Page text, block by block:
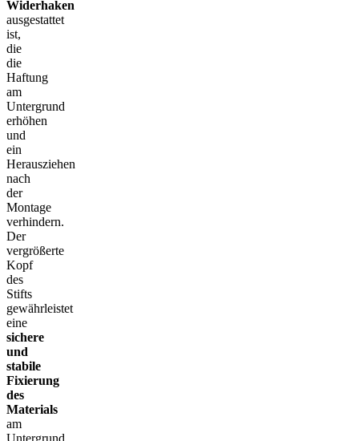
Widerhaken
ausgestattet
ist,
die
die
Haftung
am
Untergrund
erhöhen
und
ein
Herausziehen
nach
der
Montage
verhindern.
Der
vergrößerte
Kopf
des
Stifts
gewährleistet
eine
sichere
und
stabile
Fixierung
des
Materials
am